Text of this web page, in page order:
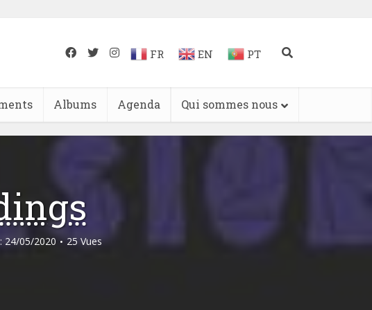
FR EN PT
Albums Agenda Qui sommes nous
24/05/2020 25 Vues